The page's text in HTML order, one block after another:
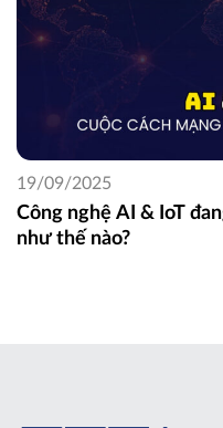
Công nghệ AI & IoT
như thế nào?
19/09/2025